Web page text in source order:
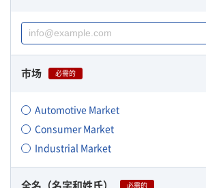
市场 必需的
Automotive Market
Consumer Market
Industrial Market
必需的